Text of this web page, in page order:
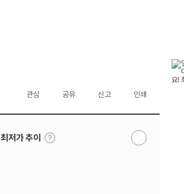
관심 공유 신고 인쇄
최저가 추이
툴
팁
알